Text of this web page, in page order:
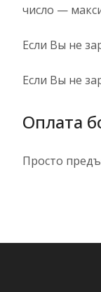
число —
Если Вы не
Если Вы не
Оплата
Просто